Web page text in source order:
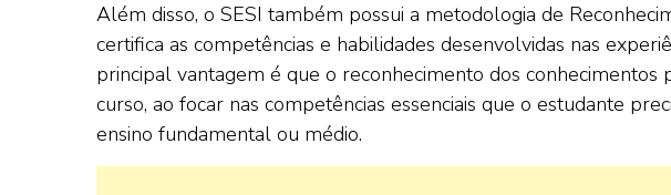
Além disso, o SESI também possui a metodologia de
certifica as competências e habilidades desenvolvidas nas
principal vantagem é que o reconhecimento dos
curso, ao focar nas competências essenciais que o estudante
ensino fundamental ou médio.